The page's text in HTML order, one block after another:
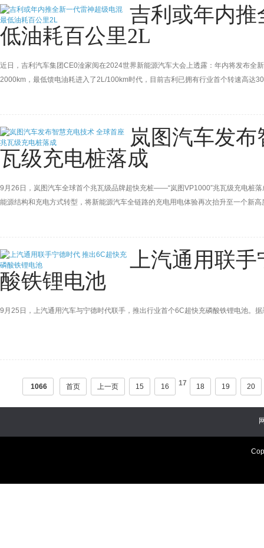
吉利或年内
低油耗百公里2L
近日，吉利汽车集团CE0淦家阅在2024世界新能源汽车大会上透露：年内将发布全
2000km，最低馈电油耗进入了2L/100km时代，目前吉利已拥有行业首个转速高达
岚图汽车发
瓦级充电桩落成
9月26日，岚图汽车全球首个兆瓦级品牌超快充桩——“岚图VP1000”兆瓦级充电桩
能源结构和充电方式转型，将新能源汽车全链路的充电用电体验再次抬升至一个新
上汽通用联手
酸铁锂电池
9月25日，上汽通用汽车与宁德时代联手，推出行业首个6C超快充磷酸铁锂电池。
1066 首页 上一页 15 16 17 18 19 20